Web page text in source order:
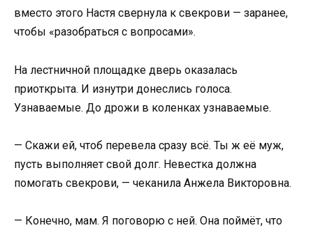
вместо этого Настя свернула к свекрови — заранее,
чтобы «разобраться с вопросами».
На лестничной площадке дверь оказалась
приоткрыта. И изнутри донеслись голоса.
Узнаваемые. До дрожи в коленках узнаваемые.
— Скажи ей, чтоб перевела сразу всё. Ты ж её муж,
пусть выполняет свой долг. Невестка должна
помогать свекрови, — чеканила Анжела Викторовна.
— Конечно, мам. Я поговорю с ней. Она поймёт, что